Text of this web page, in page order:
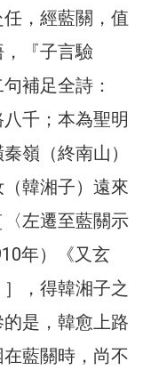
，經藍關，值
『子言驗
補足全詩：
八千；本為聖明
嶺（終南山）
韓湘子）遠來
左遷至藍關示
年）《又玄
，得韓湘子之
是，韓愈上路
藍關時，尚不